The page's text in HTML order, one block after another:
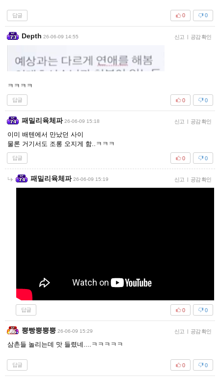
답글 0
0
Depth 26-06-09 14:55 신고 | 공감 확인
ㅋㅋㅋㅋ
답글 0
0
패밀리육체파 26-06-09 15:18 신고 | 공감 확인
이미 배텐에서 만났던 사이
물론 거기서도 조롱 오지게 함..ㅋㅋㅋ
답글 0
0
패밀리육체파 26-06-09 15:19 신고 | 공감 확인
답글 0
0
뿡빵뿡뿡뿡 26-06-09 15:29 신고 | 공감 확인
삼촌들 놀리는데 맛 들렸네....ㅋㅋㅋㅋㅋ
답글 0
0